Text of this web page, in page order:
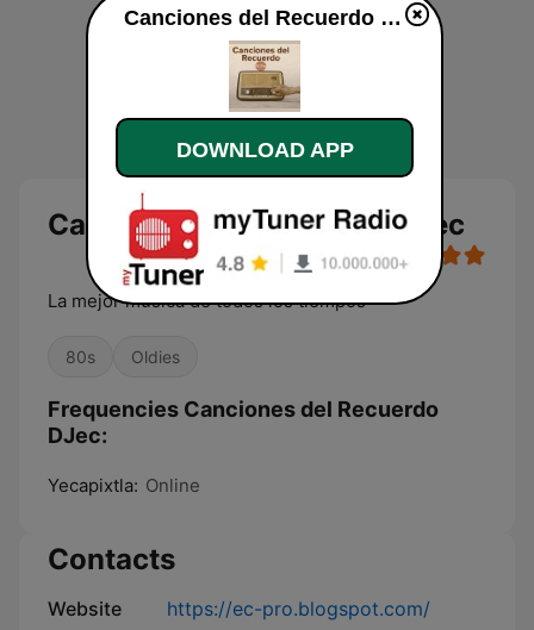
Canciones del Recuerdo DJec
La mejor música de todos los tiempos
80s Oldies
Frequencies Canciones del Recuerdo
DJec:
Yecapixtla: Online
Contacts
Website
https://ec-pro.blogspot.com/
Canciones del Recuerdo DJec online
DOWNLOAD APP